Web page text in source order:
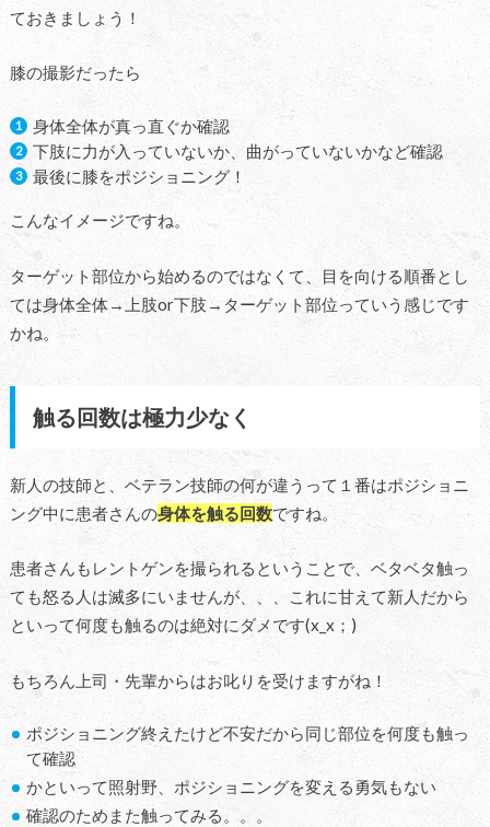
ておきましょう！
膝の撮影だったら
身体全体が真っ直ぐか確認
下肢に力が入っていないか、曲がっていないかなど確認
最後に膝をポジショニング！
こんなイメージですね。
ターゲット部位から始めるのではなくて、目を向ける順番とし
ては身体全体→上肢or下肢→ターゲット部位っていう感じです
かね。
触る回数は極力少なく
新人の技師と、ベテラン技師の何が違うって１番はポジショニ
ング中に患者さんの身体を触る回数ですね。
患者さんもレントゲンを撮られるということで、ベタベタ触っ
ても怒る人は滅多にいませんが、、、これに甘えて新人だから
といって何度も触るのは絶対にダメです(x_x；)
もちろん上司・先輩からはお叱りを受けますがね！
ポジショニング終えたけど不安だから同じ部位を何度も触っ
て確認
かといって照射野、ポジショニングを変える勇気もない
確認のためまた触ってみる。。。